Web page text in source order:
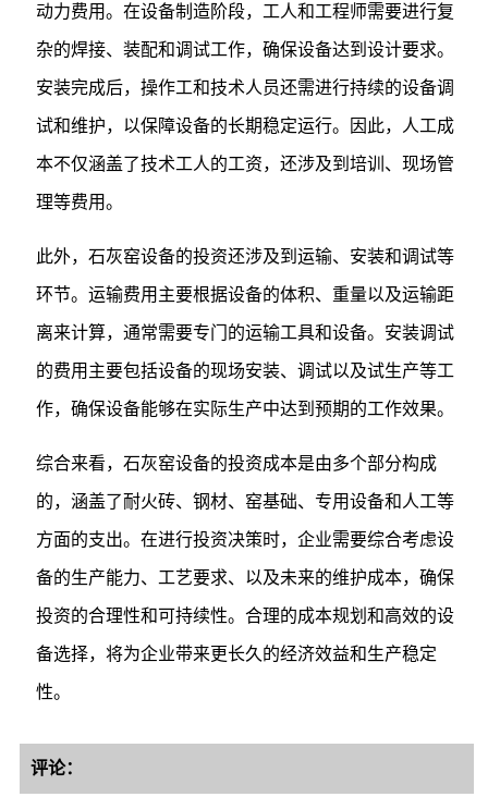
动力费用。在设备制造阶段，工人和工程师需要进行复
杂的焊接、装配和调试工作，确保设备达到设计要求。
安装完成后，操作工和技术人员还需进行持续的设备调
试和维护，以保障设备的长期稳定运行。因此，人工成
本不仅涵盖了技术工人的工资，还涉及到培训、现场管
理等费用。
此外，石灰窑设备的投资还涉及到运输、安装和调试等
环节。运输费用主要根据设备的体积、重量以及运输距
离来计算，通常需要专门的运输工具和设备。安装调试
的费用主要包括设备的现场安装、调试以及试生产等工
作，确保设备能够在实际生产中达到预期的工作效果。
综合来看，石灰窑设备的投资成本是由多个部分构成
的，涵盖了耐火砖、钢材、窑基础、专用设备和人工等
方面的支出。在进行投资决策时，企业需要综合考虑设
备的生产能力、工艺要求、以及未来的维护成本，确保
投资的合理性和可持续性。合理的成本规划和高效的设
备选择，将为企业带来更长久的经济效益和生产稳定
性。
评论：